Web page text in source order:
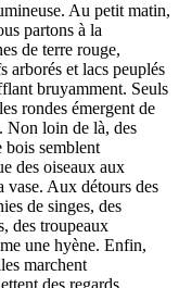
Au petit matin,
partons à la
de terre rouge,
arborés et lacs peuplés
bruyamment. Seuls
rondes émergent de
Non loin de là, des
bois semblent
des oiseaux aux
vase. Aux détours des
de singes, des
des troupeaux
une hyène. Enfin,
marchent
des regards